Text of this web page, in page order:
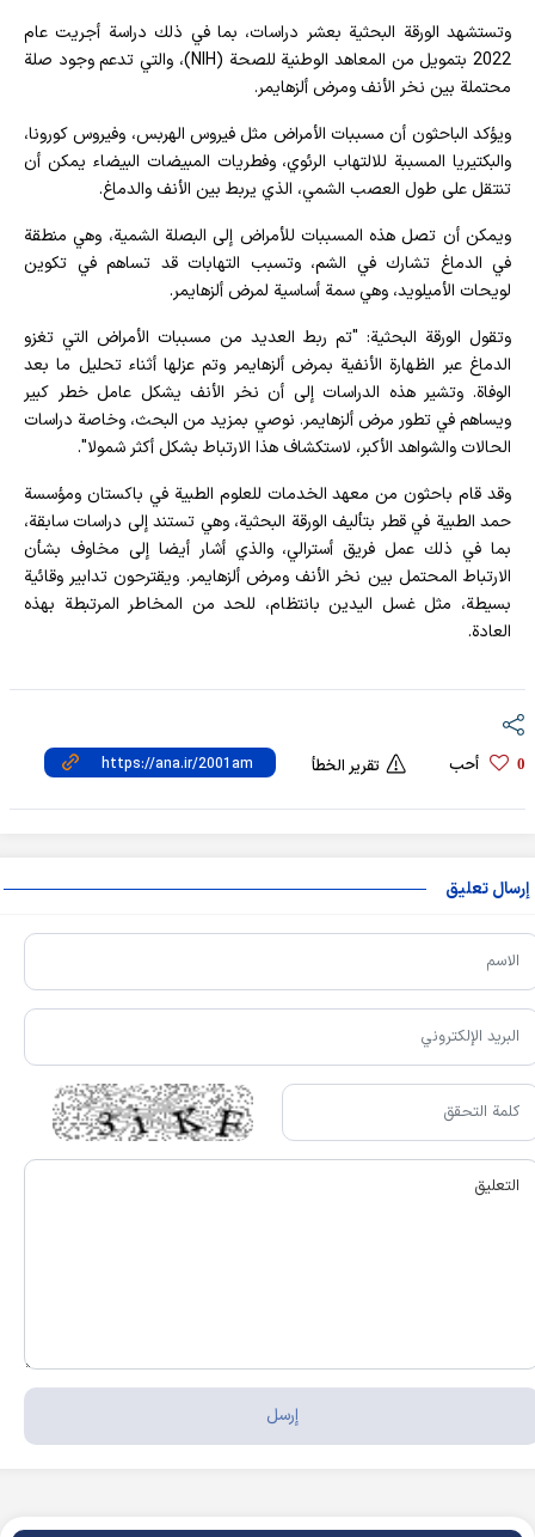
وتستشهد الورقة البحثية بعشر دراسات، بما في ذلك دراسة أجريت عام
2022 بتمويل من المعاهد الوطنية للصحة (NIH)، والتي تدعم وجود صلة
محتملة بين نخر الأنف ومرض ألزهايمر.
ويؤكد الباحثون أن مسببات الأمراض مثل فيروس الهربس، وفيروس كورونا،
والبكتيريا المسببة للالتهاب الرئوي، وفطريات المبيضات البيضاء يمكن أن
تنتقل على طول العصب الشمي، الذي يربط بين الأنف والدماغ.
ويمكن أن تصل هذه المسببات للأمراض إلى البصلة الشمية، وهي منطقة
في الدماغ تشارك في الشم، وتسبب التهابات قد تساهم في تكوين
لويحات الأميلويد، وهي سمة أساسية لمرض ألزهايمر.
وتقول الورقة البحثية: "تم ربط العديد من مسببات الأمراض التي تغزو
الدماغ عبر الظهارة الأنفية بمرض ألزهايمر وتم عزلها أثناء تحليل ما بعد
الوفاة. وتشير هذه الدراسات إلى أن نخر الأنف يشكل عامل خطر كبير
ويساهم في تطور مرض ألزهايمر. نوصي بمزيد من البحث، وخاصة دراسات
الحالات والشواهد الأكبر، لاستكشاف هذا الارتباط بشكل أكثر شمولا".
وقد قام باحثون من معهد الخدمات للعلوم الطبية في باكستان ومؤسسة
حمد الطبية في قطر بتأليف الورقة البحثية، وهي تستند إلى دراسات سابقة،
بما في ذلك عمل فريق أسترالي، والذي أشار أيضا إلى مخاوف بشأن
الارتباط المحتمل بين نخر الأنف ومرض ألزهايمر. ويقترحون تدابير وقائية
بسيطة، مثل غسل اليدين بانتظام، للحد من المخاطر المرتبطة بهذه
العادة.
0 أحب تقرير الخطأ
إرسال تعليق